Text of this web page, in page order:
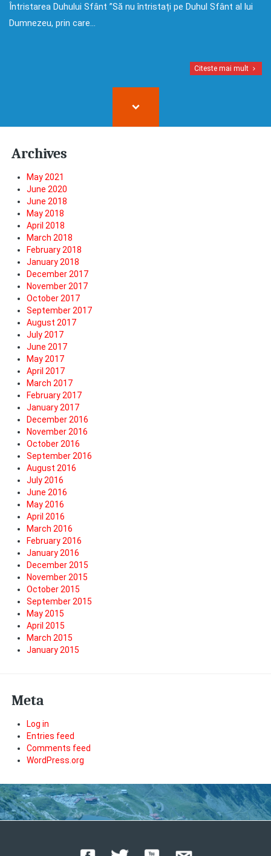
Întristarea Duhului Sfânt ”Să nu întristați pe Duhul Sfânt al lui
Dumnezeu, prin care…
Citeste mai mult
Archives
May 2021
June 2020
June 2018
May 2018
April 2018
March 2018
February 2018
January 2018
December 2017
November 2017
October 2017
September 2017
August 2017
July 2017
June 2017
May 2017
April 2017
March 2017
February 2017
January 2017
December 2016
November 2016
October 2016
September 2016
August 2016
July 2016
June 2016
May 2016
April 2016
March 2016
February 2016
January 2016
December 2015
November 2015
October 2015
September 2015
May 2015
April 2015
March 2015
January 2015
Meta
Log in
Entries feed
Comments feed
WordPress.org